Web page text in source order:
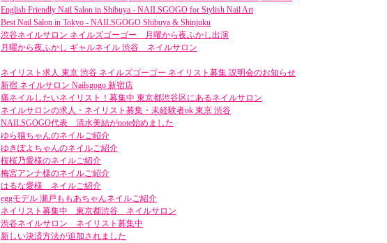
English Friendly Nail Salon in Shibuya - NAILSGOGO for Stylish Nail Art
Best Nail Salon in Tokyo - NAILSGOGO Shibuya & Shinjuku
渋谷ネイルサロン ネイルズゴーゴー 月曜から夜ふかし出演
月曜から夜ふかし ギャルネイル 渋谷 ネイルサロン
ネイリスト求人 東京 渋谷 ネイルズゴーゴー ネイリスト募集 説明会のお知らせ
新宿 ネイルサロン Nailsgogo 新宿店
痛ネイルしたいネイリスト！募集中 東京都渋谷区にあるネイルサロン
ネイルサロンの求人・ネイリスト募集・未経験者ok 東京 渋谷
NAILSGOGO代表 清水美結がnote始めました
ゆら猫ちゃんのネイルご紹介
ゆきぽよちゃんのネイルご紹介
桜桜乃愛様のネイルご紹介
梅宮アンナ様のネイルご紹介
はるな愛様 ネイルご紹介
eggモデル 瀬戸ももあちゃんネイルご紹介
ネイリスト募集中 東京都渋谷 ネイルサロン
渋谷ネイルサロン ネイリスト募集中
新しい決済方法が追加されました